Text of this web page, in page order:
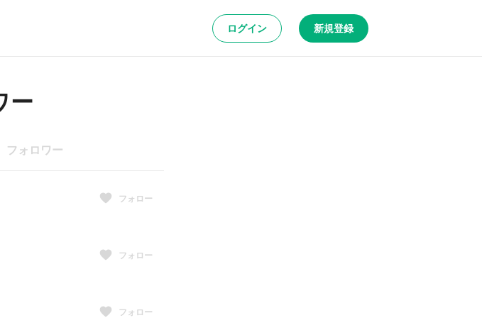
ログイン 新規登録
ー
フォロワー
フォロー
フォロー
フォロー